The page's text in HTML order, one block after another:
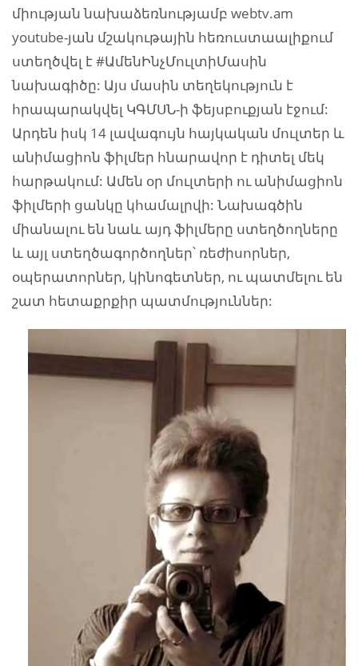
միության նախաձեռնությամբ webtv.am
youtube-յան մշակութային հեռուստաալիքում
ստեղծվել է #ԱմենԻնչՄուլտիՄասին
նախագիծը: Այս մասին տեղեկություն է
հրապարակվել ԿԳՄՍՆ-ի ֆեյսբուքյան էջում:
Արդեն իսկ 14 լավագույն հայկական մուլտեր և
անիմացիոն ֆիլմեր հնարավոր է դիտել մեկ
հարթակում: Ամեն օր մուլտերի ու անիմացիոն
ֆիլմերի ցանկը կհամալրվի: Նախագծին
միանալու են նաև այդ ֆիլմերը ստեղծողները
և այլ ստեղծագործողներ՝ ռեժիսորներ,
օպերատորներ, կինոգետներ, ու պատմելու են
շատ հետաքրքիր պատմություններ: